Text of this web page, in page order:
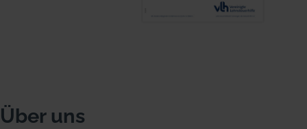
Über uns